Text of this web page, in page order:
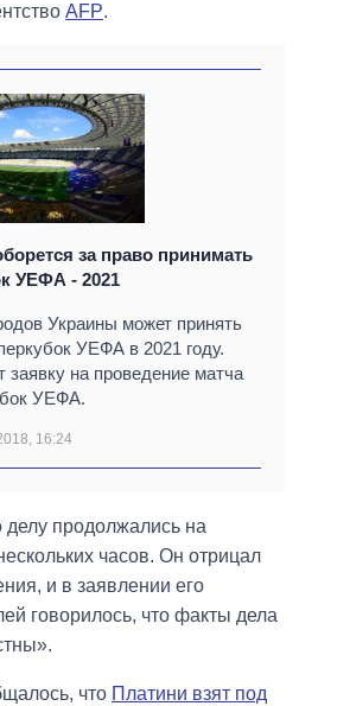
AFP.
за право принимать
УЕФА - 2021
Украины может принять
УЕФА в 2021 году.
заявку на проведение матча
УЕФА.
16:24
продолжались на
часов. Он отрицал
и в заявлении его
говорилось, что факты дела
что Платини взят под